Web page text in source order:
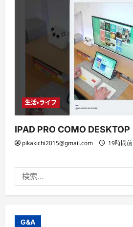
生活・ライフ
IPAD PRO COMO DESKTOP
pikakichi2015@gmail.com 19時間前
索:
G&A